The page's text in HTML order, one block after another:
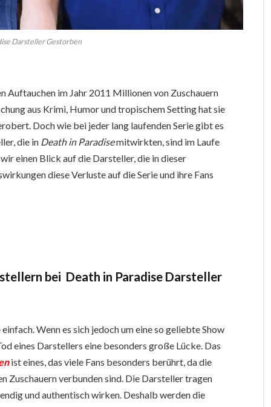
Darsteller Gestorben
Auftauchen im Jahr 2011 Millionen von Zuschauern
aus Krimi, Humor und tropischem Setting hat sie
Doch wie bei jeder lang laufenden Serie gibt es
die in Death in Paradisemitwirkten, sind im Laufe
einen Blick auf die Darsteller, die in dieser
diese Verluste auf die Serie und ihre Fans
bei Death in Paradise Darsteller
Wenn es sich jedoch um eine so geliebte Show
eines Darstellers eine besonders große Lücke. Das
ist eines, das viele Fans besonders berührt, da die
Zuschauern verbunden sind. Die Darsteller tragen
und authentisch wirken. Deshalb werden die